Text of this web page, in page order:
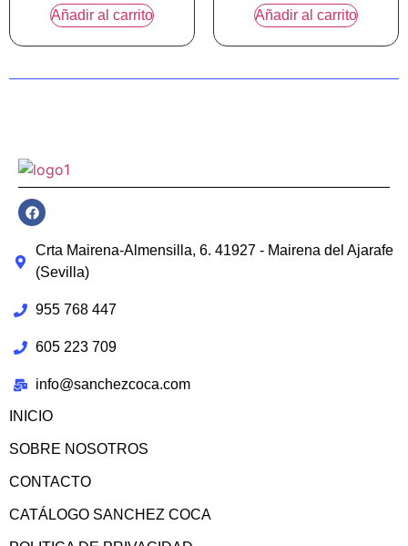
Añadir al carrito Añadir al carrito
Crta Mairena-Almensilla, 6. 41927 - Mairena del Ajarafe
(Sevilla)
955 768 447
605 223 709
info@sanchezcoca.com
INICIO
SOBRE NOSOTROS
CONTACTO
CATÁLOGO SANCHEZ COCA